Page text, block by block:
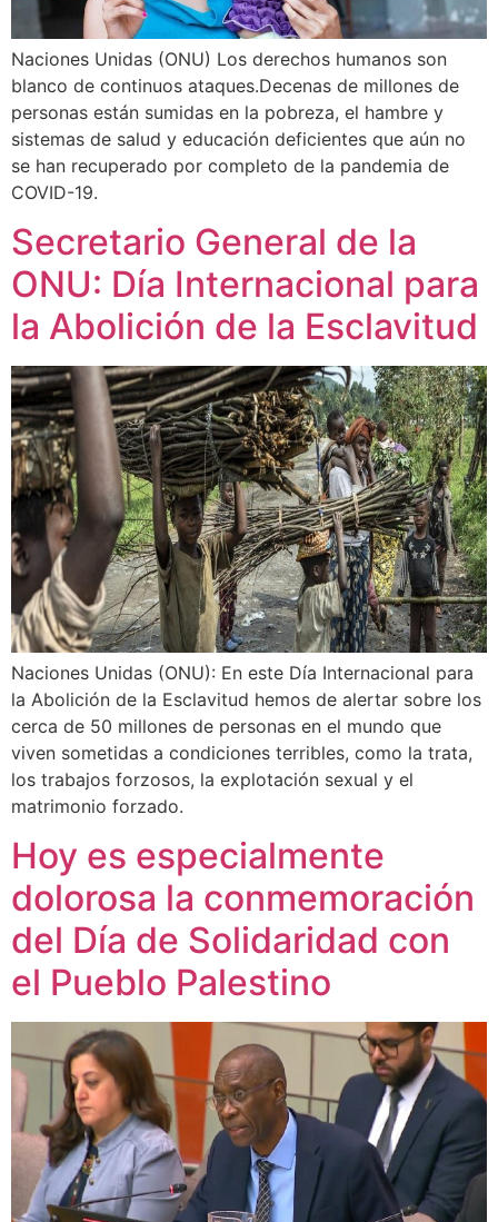
Naciones Unidas (ONU) Los derechos humanos son
blanco de continuos ataques.Decenas de millones de
personas están sumidas en la pobreza, el hambre y
sistemas de salud y educación deficientes que aún no
se han recuperado por completo de la pandemia de
COVID-19.
Secretario General de la
ONU: Día Internacional para
la Abolición de la Esclavitud
Naciones Unidas (ONU): En este Día Internacional para
la Abolición de la Esclavitud hemos de alertar sobre los
cerca de 50 millones de personas en el mundo que
viven sometidas a condiciones terribles, como la trata,
los trabajos forzosos, la explotación sexual y el
matrimonio forzado.
Hoy es especialmente
dolorosa la conmemoración
del Día de Solidaridad con
el Pueblo Palestino